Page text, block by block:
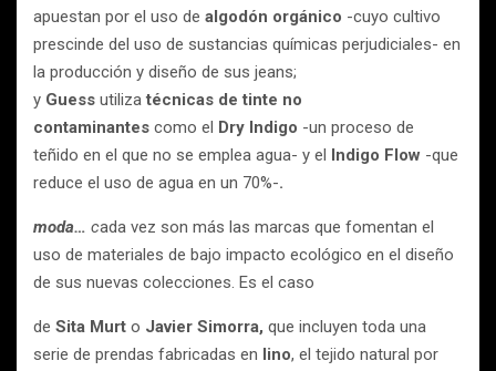
apuestan por el uso de algodón orgánico -cuyo cultivo
prescinde del uso de sustancias químicas perjudiciales- en
la producción y diseño de sus jeans;
y Guess utilizatécnicas de tinte no
contaminantes como el Dry Indigo -un proceso de
teñido en el que no se emplea agua- y el Indigo Flow -que
reduce el uso de agua en un 70%-.
moda… cada vez son más las marcas que fomentan el
uso de materiales de bajo impacto ecológico en el diseño
de sus nuevas colecciones. Es el caso
de Sita Murt o Javier Simorra, que incluyen toda una
serie de prendas fabricadas en lino, el tejido natural por